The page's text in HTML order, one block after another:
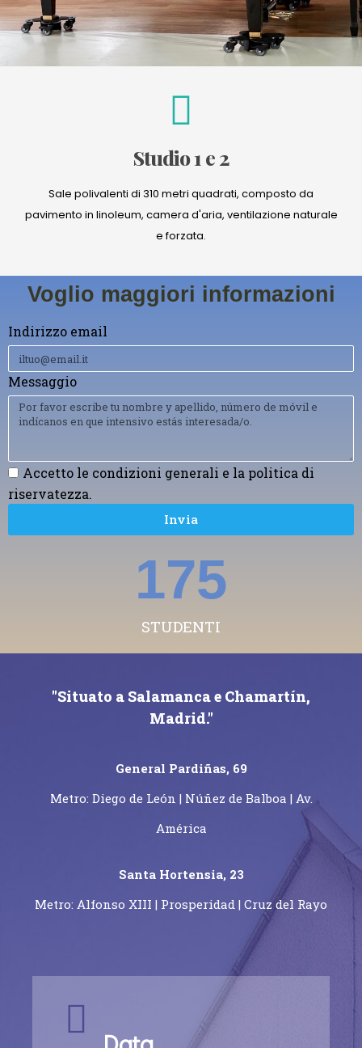
Studio 1 e 2
Sale polivalenti di 310 metri quadrati, composto da
pavimento in linoleum, camera d'aria, ventilazione naturale
e forzata.
Voglio maggiori informazioni
Indirizzo email
Messaggio
Accetto le condizioni generali e la politica di
riservatezza.
Invia
STUDENTI
246
"Situato a Salamanca e Chamartín,
Madrid."
General Pardiñas, 69
Metro: Diego de León | Núñez de Balboa | Av.
América
Santa Hortensia, 23
Metro: Alfonso XIII | Prosperidad | Cruz del Rayo